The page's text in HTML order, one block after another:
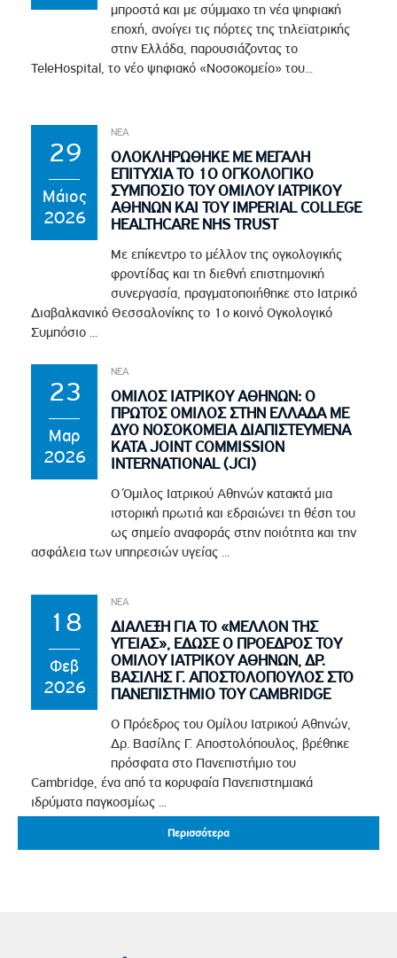
Περισσότερα
Περισσότερα
μπροστά και με σύμμαχο τη νέα ψηφιακή
εποχή, ανοίγει τις πόρτες της τηλεϊατρικής
στην Ελλάδα, παρουσιάζοντας το
TeleHospital, το νέο ψηφιακό «Νοσοκομείο» του...
29
Μάιος
2026
ΝΕΑ
ΟΛΟΚΛΗΡΩΘΗΚΕ ΜΕ ΜΕΓΑΛΗ
ΕΠΙΤΥΧΙΑ ΤΟ 1Ο ΟΓΚΟΛΟΓΙΚΟ
ΣΥΜΠΟΣΙΟ ΤΟΥ ΟΜΙΛΟΥ ΙΑΤΡΙΚΟΥ
ΑΘΗΝΩΝ ΚΑΙ ΤΟΥ IMPERIAL COLLEGE
HEALTHCARE NHS TRUST
Με επίκεντρο το μέλλον της ογκολογικής
φροντίδας και τη διεθνή επιστημονική
συνεργασία, πραγματοποιήθηκε στο Ιατρικό
Διαβαλκανικό Θεσσαλονίκης το 1ο κοινό Ογκολογικό
Συμπόσιο ...
23
Μαρ
2026
ΝΕΑ
ΟΜΙΛΟΣ ΙΑΤΡΙΚΟΥ ΑΘΗΝΩΝ: Ο
ΠΡΩΤΟΣ ΟΜΙΛΟΣ ΣΤΗΝ ΕΛΛΑΔΑ ΜΕ
ΔΥΟ ΝΟΣΟΚΟΜΕΙΑ ΔΙΑΠΙΣΤΕΥΜΕΝΑ
ΚΑΤΑ JOINT COMMISSION
INTERNATIONAL (JCI)
Ο Όμιλος Ιατρικού Αθηνών κατακτά μια
ιστορική πρωτιά και εδραιώνει τη θέση του
ως σημείο αναφοράς στην ποιότητα και την
ασφάλεια των υπηρεσιών υγείας ...
18
Φεβ
2026
ΝΕΑ
ΔΙΑΛΕΞΗ ΓΙΑ ΤΟ «ΜΕΛΛΟΝ ΤΗΣ
ΥΓΕΙΑΣ», ΕΔΩΣΕ Ο ΠΡΟΕΔΡΟΣ ΤΟΥ
ΟΜΙΛΟΥ ΙΑΤΡΙΚΟΥ ΑΘΗΝΩΝ, ΔΡ.
ΒΑΣΙΛΗΣ Γ. ΑΠΟΣΤΟΛΟΠΟΥΛΟΣ ΣΤΟ
ΠΑΝΕΠΙΣΤΗΜΙΟ ΤΟΥ CAMBRIDGE
Ο Πρόεδρος του Ομίλου Ιατρικού Αθηνών,
Δρ. Βασίλης Γ. Αποστολόπουλος, βρέθηκε
πρόσφατα στο Πανεπιστήμιο του
Cambridge, ένα από τα κορυφαία Πανεπιστημιακά
ιδρύματα παγκοσμίως ...